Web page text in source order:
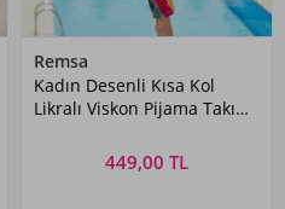
Remsa
Kadın Desenli Kısa Kol
Likralı Viskon Pijama Takımı
449,00 TL